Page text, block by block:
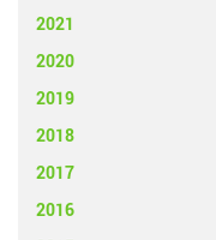
2021
2020
2019
2018
2017
2016